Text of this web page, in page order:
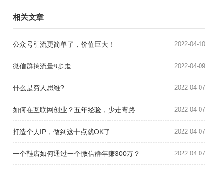
相关文章
2022-04-10
公众号引流更简单了，价值巨大！
2022-04-09
微信群搞流量8步走
2022-04-07
什么是穷人思维?
2022-04-07
如何在互联网创业？五年经验，少走弯路
2022-04-07
打造个人IP，做到这十点就OK了
2022-04-07
一个鞋店如何通过一个微信群年赚300万？